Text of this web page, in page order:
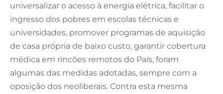
universalizar o acesso à energia elétrica, facilitar o
ingresso dos pobres em escolas técnicas e
universidades, promover programas de aquisição
de casa própria de baixo custo, garantir cobertura
médica em rincões remotos do País, foram
algumas das medidas adotadas, sempre com a
oposição dos neoliberais. Contra esta mesma